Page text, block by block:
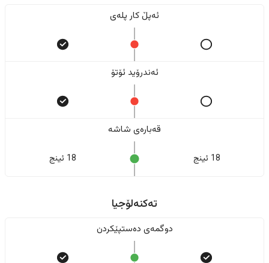
ئەپڵ کار پلەی
ئەندرۆید ئۆتۆ
قەبارەی شاشە
18 ئینج 18 ئینج
تەکنەلۆجیا
دوگمەی دەستپێکردن